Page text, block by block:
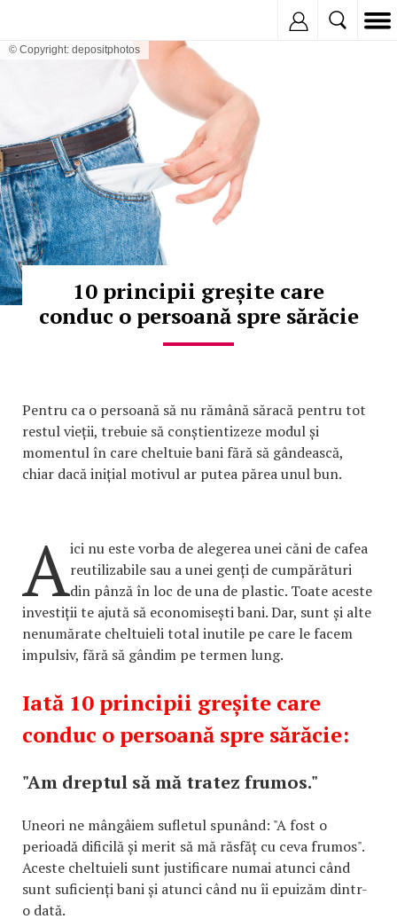
© Copyright: depositphotos
10 principii greșite care
conduc o persoană spre sărăcie
Pentru ca o persoană să nu rămână săracă pentru tot
restul vieții, trebuie să conștientizeze modul și
momentul în care cheltuie bani fără să gândească,
chiar dacă inițial motivul ar putea părea unul bun.
Aici nu este vorba de alegerea unei căni de cafea
reutilizabile sau a unei genți de cumpărături
din pânză în loc de una de plastic. Toate aceste
investiții te ajută să economisești bani. Dar, sunt și alte
nenumărate cheltuieli total inutile pe care le facem
impulsiv, fără să gândim pe termen lung.
Iată 10 principii greșite care
conduc o persoană spre sărăcie:
"Am dreptul să mă tratez frumos."
Uneori ne mângâiem sufletul spunând: "A fost o
perioadă dificilă și merit să mă răsfăț cu ceva frumos".
Aceste cheltuieli sunt justificare numai atunci când
sunt suficienți bani și atunci când nu îi epuizăm dintr-
o dată.